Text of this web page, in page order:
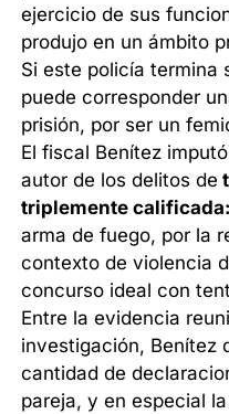
ejercicio de sus
produjo en un ámbito
Si este policía termina
puede corresponder
prisión, por ser un
El fiscal Benítez
autor de los delitos de
triplemente calificada:
arma de fuego, por la
contexto de violencia
concurso ideal con
Entre la evidencia
investigación, Benítez
cantidad de
pareja, y en especial